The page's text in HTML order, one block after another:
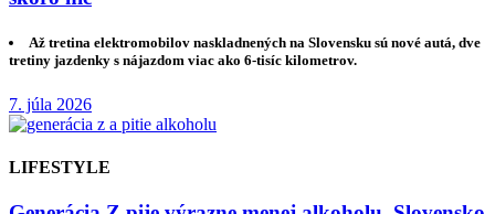
Až tretina elektromobilov naskladnených na Slovensku sú nové autá, dve
tretiny jazdenky s nájazdom viac ako 6-tisíc kilometrov.
7. júla 2026
LIFESTYLE